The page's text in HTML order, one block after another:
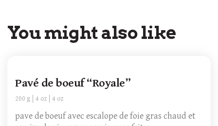
You might also like
Pavé de boeuf “Royale”
200 g 4 oz 4 oz
pave de boeuf avec escalope de foie gras chaud et